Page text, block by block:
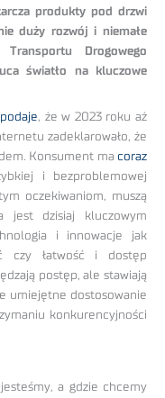
produkty pod drzwi
duży rozwój i niemałe
Drogowego
światło na kluczowe
, że w 2023 roku aż
zadeklarowało, że
Konsument ma coraz
i bezproblemowej
oczekiwaniom, muszą
jest dzisiaj kluczowym
i innowacje jak
czy łatwość i dostęp
postęp, ale stawiają
umiejętne dostosowanie
konkurencyjności
a gdzie chcemy